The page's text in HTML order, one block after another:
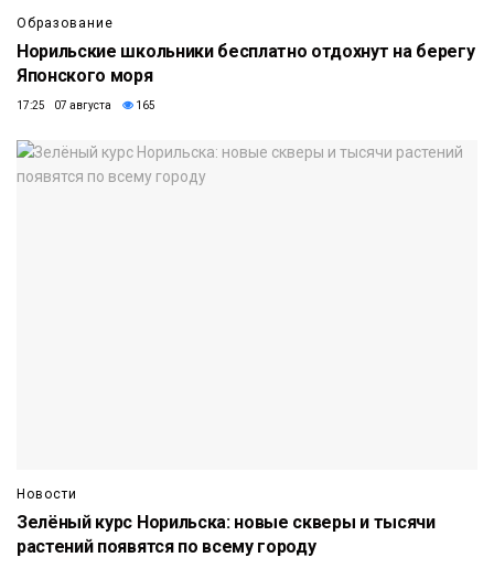
Образование
Норильские школьники бесплатно отдохнут на берегу
Японского моря
17:25 07 августа 165
Новости
Зелёный курс Норильска: новые скверы и тысячи
растений появятся по всему городу